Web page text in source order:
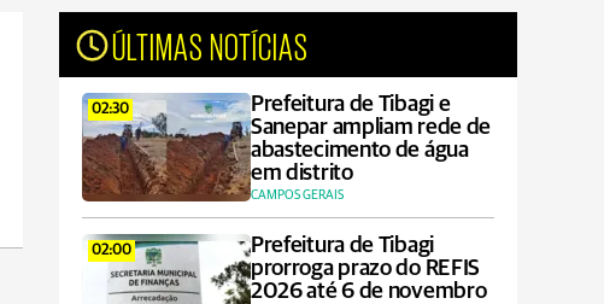
ÚLTIMAS NOTÍCIAS
02:30
Prefeitura de Tibagi e
Sanepar ampliam rede de
abastecimento de água
em distrito
CAMPOS GERAIS
02:00
Prefeitura de Tibagi
prorroga prazo do REFIS
2026 até 6 de novembro